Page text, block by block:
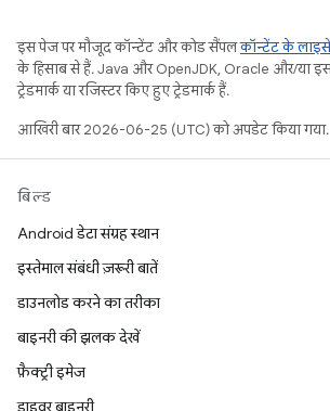
इस पेज पर मौजूद कॉन्टेंट और कोड सैंपलकॉन्टेंट के
के हिसाब से हैं. Java और OpenJDK, Oracle और/या
ट्रेडमार्क या रजिस्टर किए हुए ट्रेडमार्क हैं.
आखिरी बार 2026-06-25 (UTC) को अपडेट किया गया.
बिल्ड
Android डेटा संग्रह स्थान
इस्तेमाल संबंधी ज़रूरी बातें
डाउनलोड करने का तरीका
बाइनरी की झलक देखें
फ़ैक्ट्री इमेज
ड्राइवर बाइनरी